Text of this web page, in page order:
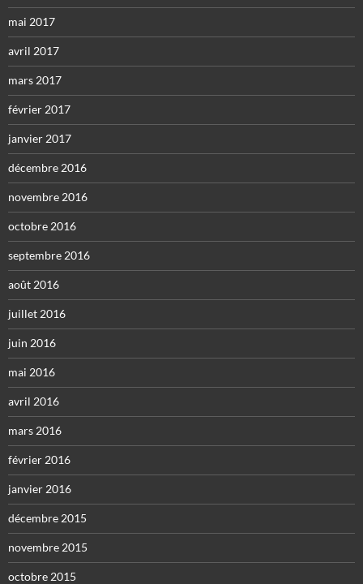
mai 2017
avril 2017
mars 2017
février 2017
janvier 2017
décembre 2016
novembre 2016
octobre 2016
septembre 2016
août 2016
juillet 2016
juin 2016
mai 2016
avril 2016
mars 2016
février 2016
janvier 2016
décembre 2015
novembre 2015
octobre 2015